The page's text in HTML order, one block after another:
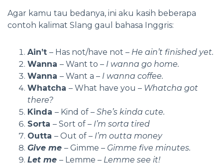
Agar kamu tau bedanya, ini aku kasih beberapa
contoh kalimat Slang gaul bahasa Inggris:
Ain’t – Has not/have not – He ain’t finished yet.
Wanna – Want to – I wanna go home.
Wanna – Want a – I wanna coffee.
Whatcha – What have you – Whatcha got
there?
Kinda – Kind of – She’s kinda cute.
Sorta – Sort of – I’m sorta tired
Outta – Out of – I’m outta money
Give me – Gimme – Gimme five minutes.
Let me – Lemme – Lemme see it!